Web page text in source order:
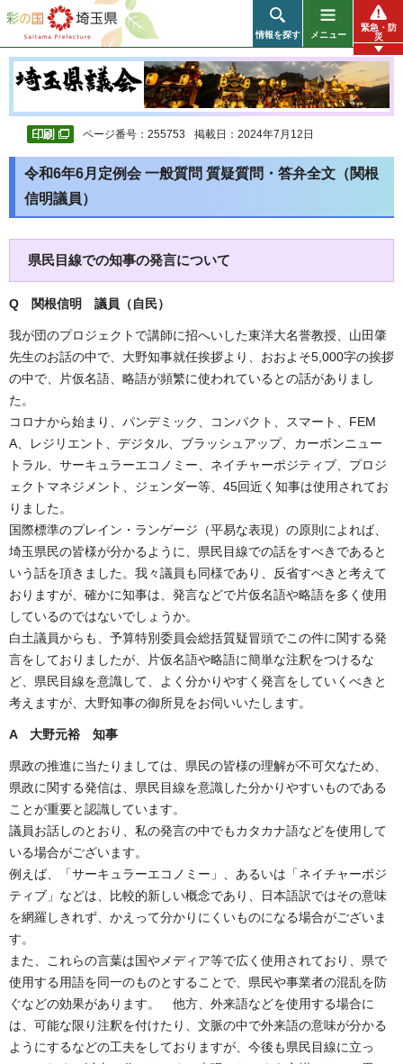
彩の国 埼玉県
情報を探す メニュー
緊急・防
災
ページ番号：255753 掲載日：2024年7月12日
令和6年6月定例会 一般質問 質疑質問・答弁全文（関根
信明議員）
県民目線での知事の発言について
Q 関根信明 議員（自民）
我が団のプロジェクトで講師に招へいした東洋大名誉教授、山田肇
先生のお話の中で、大野知事就任挨拶より、おおよそ5,000字の挨拶
の中で、片仮名語、略語が頻繁に使われているとの話がありまし
た。
コロナから始まり、パンデミック、コンパクト、スマート、FEM
A、レジリエント、デジタル、ブラッシュアップ、カーボンニュー
トラル、サーキュラーエコノミー、ネイチャーポジティブ、プロジ
ェクトマネジメント、ジェンダー等、45回近く知事は使用されてお
りました。
国際標準のプレイン・ランゲージ（平易な表現）の原則によれば、
埼玉県民の皆様が分かるように、県民目線での話をすべきであると
いう話を頂きました。我々議員も同様であり、反省すべきと考えて
おりますが、確かに知事は、発言などで片仮名語や略語を多く使用
しているのではないでしょうか。
白土議員からも、予算特別委員会総括質疑冒頭でこの件に関する発
言をしておりましたが、片仮名語や略語に簡単な注釈をつけるな
ど、県民目線を意識して、よく分かりやすく発言をしていくべきと
考えますが、大野知事の御所見をお伺いいたします。
A 大野元裕 知事
県政の推進に当たりましては、県民の皆様の理解が不可欠なため、
県政に関する発信は、県民目線を意識した分かりやすいものである
ことが重要と認識しています。
議員お話しのとおり、私の発言の中でもカタカナ語などを使用して
いる場合がございます。
例えば、「サーキュラーエコノミー」、あるいは「ネイチャーポジ
ティブ」などは、比較的新しい概念であり、日本語訳ではその意味
を網羅しきれず、かえって分かりにくいものになる場合がございま
す。
また、これらの言葉は国やメディア等で広く使用されており、県で
使用する用語を同一のものとすることで、県民や事業者の混乱を防
ぐなどの効果があります。 他方、外来語などを使用する場合に
は、可能な限り注釈を付けたり、文脈の中で外来語の意味が分かる
ようにするなどの工夫をしておりますが、今後も県民目線に立っ